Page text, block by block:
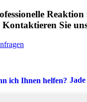
Reaktion
Sie
Jade